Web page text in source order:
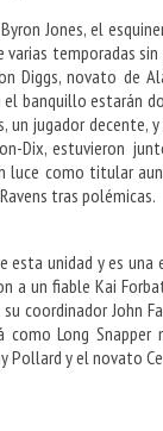
Jones, el
temporadas sin
Diggs, novato de
banquillo estarán
un jugador decente,
Dix, estuvieron
luce como titular
tras polémicas.
esta unidad y es
a un fiable Kai
coordinador John
como Long
y el novato